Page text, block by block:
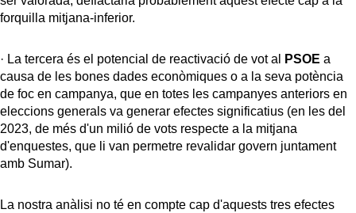
forquilla mitjana-inferior.
· La tercera és el potencial de reactivació de vot al PSOE a
causa de les bones dades econòmiques o a la seva potència
de foc en campanya, que en totes les campanyes anteriors en
eleccions generals va generar efectes significatius (en les del
2023, de més d'un milió de vots respecte a la mitjana
d'enquestes, que li van permetre revalidar govern juntament
amb Sumar).
La nostra anàlisi no té en compte cap d'aquests tres efectes